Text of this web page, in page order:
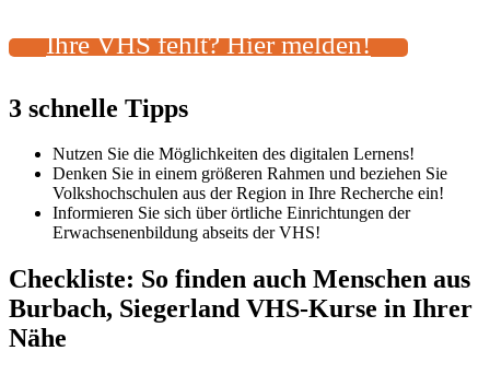
Ihre VHS fehlt? Hier melden!
3 schnelle Tipps
Nutzen Sie die Möglichkeiten des digitalen Lernens!
Denken Sie in einem größeren Rahmen und beziehen Sie
Volkshochschulen aus der Region in Ihre Recherche ein!
Informieren Sie sich über örtliche Einrichtungen der
Erwachsenenbildung abseits der VHS!
Checkliste: So finden auch Menschen aus
Burbach, Siegerland VHS-Kurse in Ihrer
Nähe